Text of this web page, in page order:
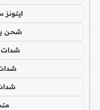
شحن
شدات